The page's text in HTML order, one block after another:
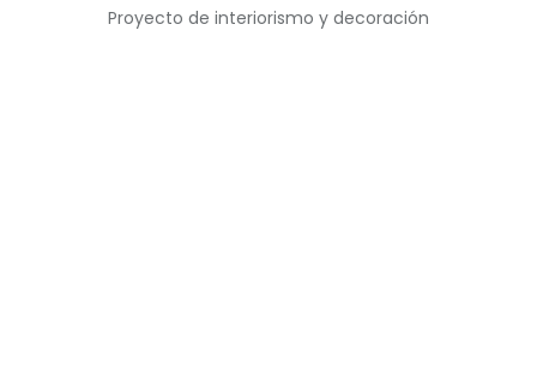
Proyecto de interiorismo y decoración